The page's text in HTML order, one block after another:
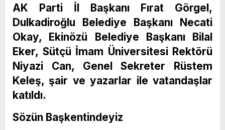
AK Parti İl Başkanı Fırat Görgel,
Dulkadiroğlu Belediye Başkanı Necati
Okay, Ekinözü Belediye Başkanı Bilal
Eker, Sütçü İmam Üniversitesi Rektörü
Niyazi Can, Genel Sekreter Rüstem
Keleş, şair ve yazarlar ile vatandaşlar
katıldı.
Sözün Başkentindeyiz